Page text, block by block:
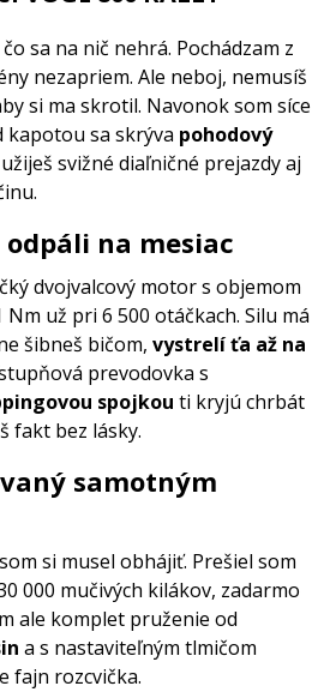
čo sa na nič nehrá. Pochádzam z
nezapriem. Ale neboj, nemusíš
si ma skrotil. Navonok som síce
kapotou sa skrýva pohodový
svižné diaľničné prejazdy aj
na mesiac
dvojvalcový motor s objemom
už pri 6 500 otáčkach. Silu má
šibneš bičom, vystrelí ťa až na
prevodovka s
spojkou ti kryjú chrbát
fakt bez lásky.
samotným
si musel obhájiť. Prešiel som
000 mučivých kilákov, zadarmo
ale komplet pruženie od
a s nastaviteľným tlmičom
fajn rozcvička.